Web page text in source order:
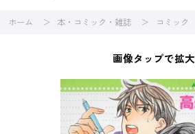
ホーム 本・コミック・雑誌 コミック
画像タップで拡大